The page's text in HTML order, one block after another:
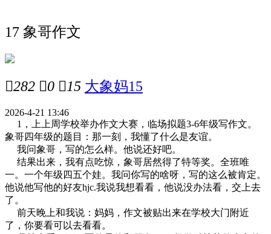
17 象哥作文
282 0 15 大象妈15
2026-4-21 13:46
1，上上周学校举办作文大赛，临场拟题3-6年级写作文。
象哥四年级的题目：那一刻，我懂了什么是友谊。
我问象哥，写的怎么样。他说还好吧。
结果出来，我有点吃惊，象哥居然得了特等奖。全班唯
一。一个年级四五个娃。我问你写的啥呀，写的这么被肯定。
他说他写他的好友hjc.我说我想看看，他说没办法看，交上去
了。
前天晚上和我说：妈妈，作文被贴出来在学校大门附近
了，你要看可以去看看。